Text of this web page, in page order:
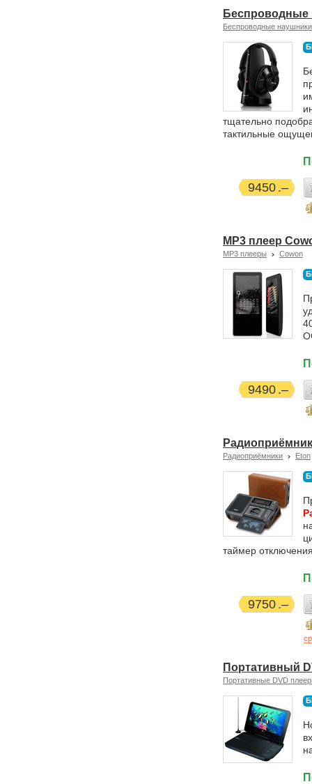
Беспроводные
Беспроводные наушники
тщательно
тактильные
9450
MP3 плеер
MP3 плееры Cowon
9490
Радиоприёмники Eton
таймер
9750
Портативный
Портативные DVD